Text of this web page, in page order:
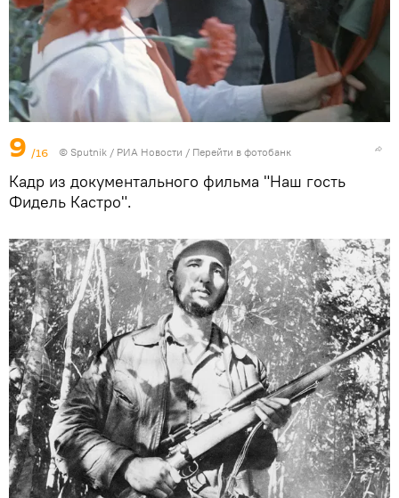
9 /16 © Sputnik / РИА Новости / Перейти в фотобанк
Кадр из документального фильма "Наш гость
Фидель Кастро".